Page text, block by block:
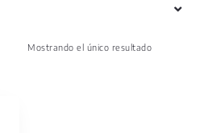
Mostrando el único resultado